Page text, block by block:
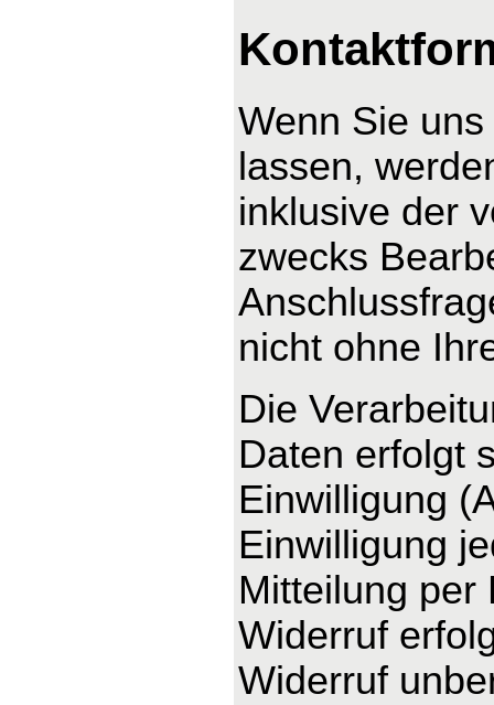
Wenn Sie
lassen,
inklusive der
zwecks
nicht ohne
Die
Daten erfolgt
Einwilligung
Einwilligung
Mitteilung per
Widerruf
Widerruf